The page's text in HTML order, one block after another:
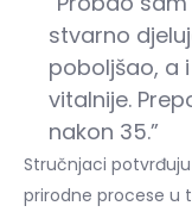
stvarno
poboljšao, a
vitalnije.
nakon 35.”
Stručnjaci
prirodne procese u